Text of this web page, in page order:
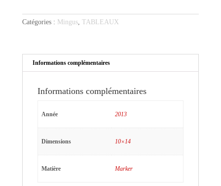
Catégories : Mingus, TABLEAUX
Informations complémentaires
Informations complémentaires
Année 2013
Dimensions 10×14
Matière Marker